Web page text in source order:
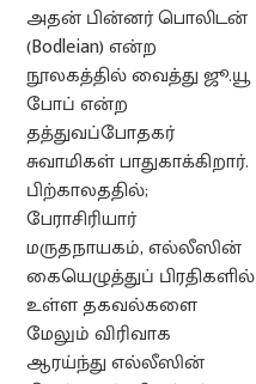
அதன் பின்னர் பொலிடன்
(Bodleian) என்ற
நூலகத்தில் வைத்து ஜூ.யூ
போப் என்ற
தத்துவப்போதகர்
சுவாமிகள் பாதுகாக்கிறார்.
பிற்காலததில்;
பேராசிரியார்
மருதநாயகம், எல்லீஸின்
கையெழுத்துப் பிரதிகளில்
உள்ள தகவல்களை
மேலும் விரிவாக
ஆரய்ந்து எல்லீஸின்